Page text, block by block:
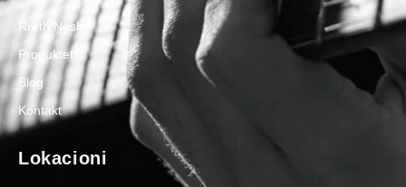
Rreth Nesh
Produktet
Blog
Kontakt
Lokacioni